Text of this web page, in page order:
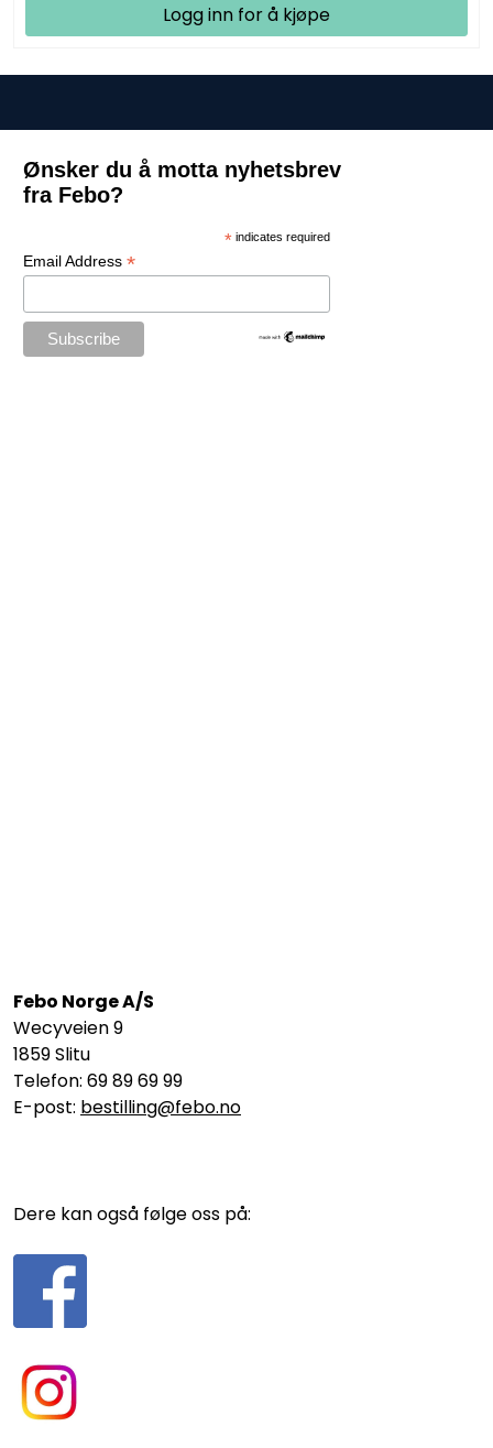
Logg inn for å kjøpe
Ønsker du å motta nyhetsbrev
fra Febo?
* indicates required
Email Address *
Febo Norge A/S
Wecyveien 9
1859 Slitu
Telefon: 69 89 69 99
E-post: bestilling@febo.no
Dere kan også følge oss på: